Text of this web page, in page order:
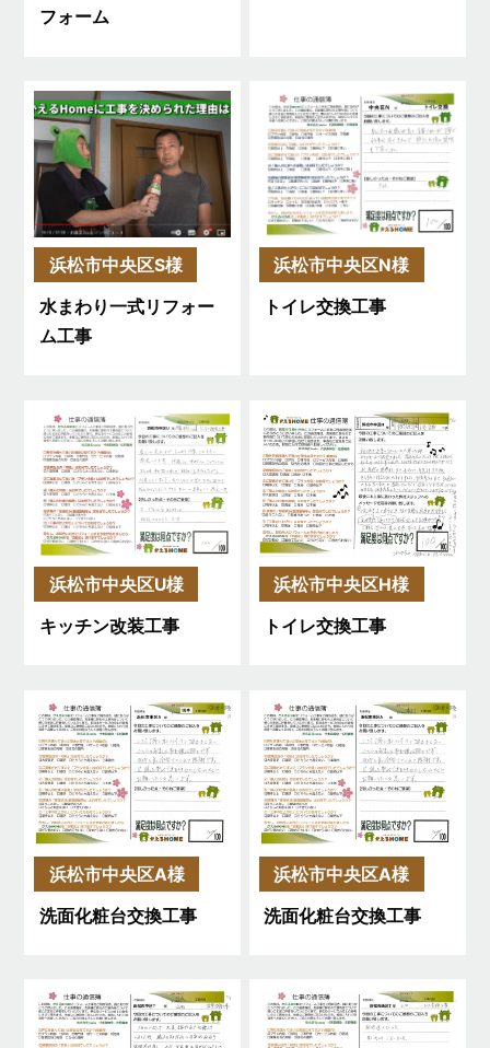
フォーム
浜松市中央区S様
水まわり一式リフォー
ム工事
浜松市中央区N様
トイレ交換工事
浜松市中央区U様
キッチン改装工事
浜松市中央区H様
トイレ交換工事
浜松市中央区A様
洗面化粧台交換工事
浜松市中央区A様
洗面化粧台交換工事